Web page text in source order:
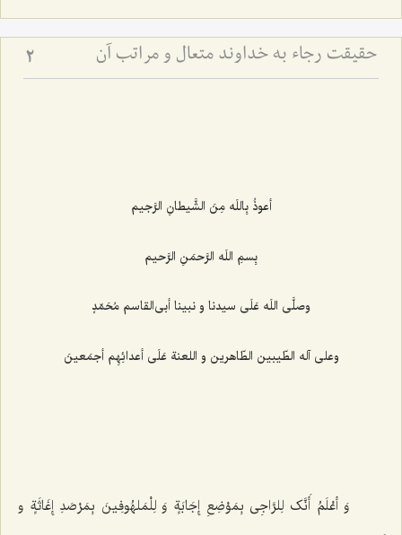
حقیقت رجاء به خداوند متعال و مراتب آن 2
أعوذُ بِاللَه مِنَ الشَّیطانِ الرَّجیم‌
بِسمِ اللَه الرَّحمَنِ الرَّحیم‌
وصلَّى اللَه عَلَى سیدنا و نبینا أبى‌القاسم مُحَمّدٍ
وعلى آله الطّیبین الطّاهرین و اللعنة عَلَى أعدائِهِم أجمَعینَ‌
وَ أعْلَمُ أَنَّک لِلرَّاجِى بِمَوْضِعِ إِجَابَةٍ وَ لِلْمَلهُوفِینَ بِمَرْصَدِ إِغَاثَةٍ و